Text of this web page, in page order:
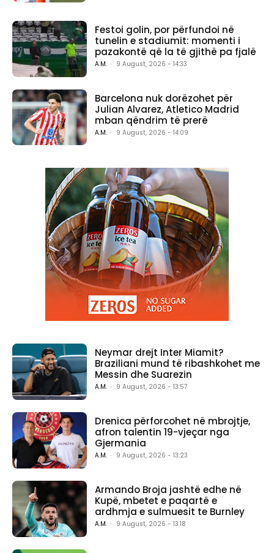
Festoi golin, por përfundoi në
tunelin e stadiumit: momenti i
pazakontë që la të gjithë pa fjalë
A.M. - 9 August, 2026 - 14:33
Barcelona nuk dorëzohet për
Julian Alvarez, Atletico Madrid
mban qëndrim të prerë
A.M. - 9 August, 2026 - 14:09
Neymar drejt Inter Miamit?
Braziliani mund të ribashkohet me
Messin dhe Suarezin
A.M. - 9 August, 2026 - 13:57
Drenica përforcohet në mbrojtje,
afron talentin 19-vjeçar nga
Gjermania
A.M. - 9 August, 2026 - 13:23
Armando Broja jashtë edhe në
Kupë, mbetet e paqartë e
ardhmja e sulmuesit te Burnley
A.M. - 9 August, 2026 - 13:18